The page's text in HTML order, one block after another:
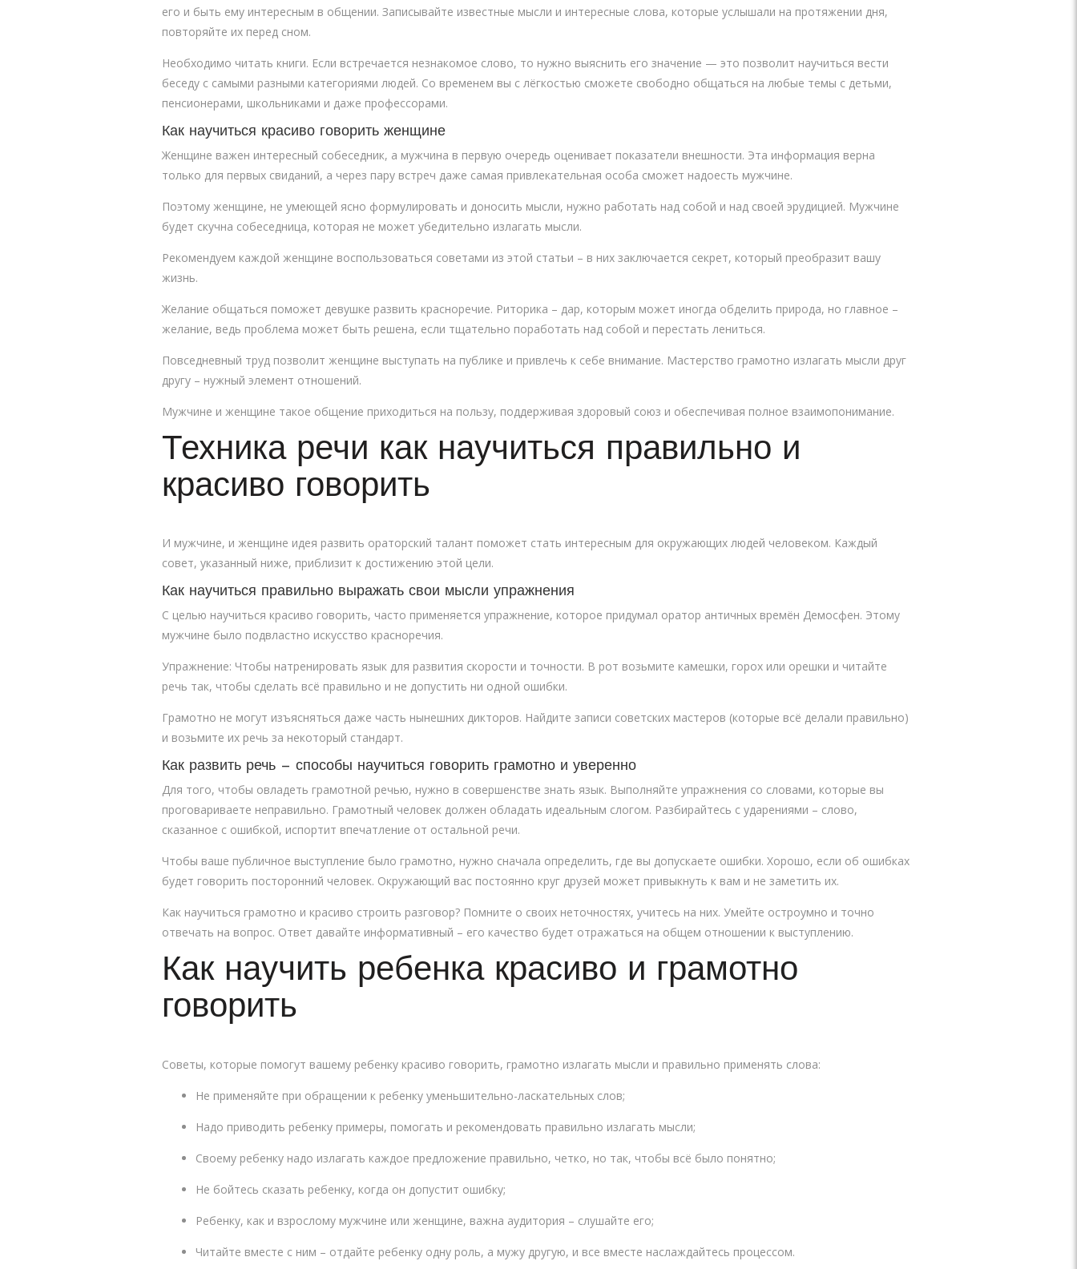
его и быть ему интересным в общении. Записывайте известные мысли и интересные слова, которые услышали на протяжении дня,
повторяйте их перед сном.
Необходимо читать книги. Если встречается незнакомое слово, то нужно выяснить его значение — это позволит научиться вести
беседу с самыми разными категориями людей. Со временем вы с лёгкостью сможете свободно общаться на любые темы с детьми,
пенсионерами, школьниками и даже профессорами.
Как научиться красиво говорить женщине
Женщине важен интересный собеседник, а мужчина в первую очередь оценивает показатели внешности. Эта информация верна
только для первых свиданий, а через пару встреч даже самая привлекательная особа сможет надоесть мужчине.
Поэтому женщине, не умеющей ясно формулировать и доносить мысли, нужно работать над собой и над своей эрудицией. Мужчине
будет скучна собеседница, которая не может убедительно излагать мысли.
Рекомендуем каждой женщине воспользоваться советами из этой статьи – в них заключается секрет, который преобразит вашу
жизнь.
Желание общаться поможет девушке развить красноречие. Риторика – дар, которым может иногда обделить природа, но главное –
желание, ведь проблема может быть решена, если тщательно поработать над собой и перестать лениться.
Повседневный труд позволит женщине выступать на публике и привлечь к себе внимание. Мастерство грамотно излагать мысли друг
другу – нужный элемент отношений.
Мужчине и женщине такое общение приходиться на пользу, поддерживая здоровый союз и обеспечивая полное взаимопонимание.
Техника речи как научиться правильно и
красиво говорить
И мужчине, и женщине идея развить ораторский талант поможет стать интересным для окружающих людей человеком. Каждый
совет, указанный ниже, приблизит к достижению этой цели.
Как научиться правильно выражать свои мысли упражнения
С целью научиться красиво говорить, часто применяется упражнение, которое придумал оратор античных времён Демосфен. Этому
мужчине было подвластно искусство красноречия.
Упражнение: Чтобы натренировать язык для развития скорости и точности. В рот возьмите камешки, горох или орешки и читайте
речь так, чтобы сделать всё правильно и не допустить ни одной ошибки.
Грамотно не могут изъясняться даже часть нынешних дикторов. Найдите записи советских мастеров (которые всё делали правильно)
и возьмите их речь за некоторый стандарт.
Как развить речь — способы научиться говорить грамотно и уверенно
Для того, чтобы овладеть грамотной речью, нужно в совершенстве знать язык. Выполняйте упражнения со словами, которые вы
проговариваете неправильно. Грамотный человек должен обладать идеальным слогом. Разбирайтесь с ударениями – слово,
сказанное с ошибкой, испортит впечатление от остальной речи.
Чтобы ваше публичное выступление было грамотно, нужно сначала определить, где вы допускаете ошибки. Хорошо, если об ошибках
будет говорить посторонний человек. Окружающий вас постоянно круг друзей может привыкнуть к вам и не заметить их.
Как научиться грамотно и красиво строить разговор? Помните о своих неточностях, учитесь на них. Умейте остроумно и точно
отвечать на вопрос. Ответ давайте информативный – его качество будет отражаться на общем отношении к выступлению.
Как научить ребенка красиво и грамотно
говорить
Советы, которые помогут вашему ребенку красиво говорить, грамотно излагать мысли и правильно применять слова:
Не применяйте при обращении к ребенку уменьшительно-ласкательных слов;
Надо приводить ребенку примеры, помогать и рекомендовать правильно излагать мысли;
Своему ребенку надо излагать каждое предложение правильно, четко, но так, чтобы всё было понятно;
Не бойтесь сказать ребенку, когда он допустит ошибку;
Ребенку, как и взрослому мужчине или женщине, важна аудитория – слушайте его;
Читайте вместе с ним – отдайте ребенку одну роль, а мужу другую, и все вместе наслаждайтесь процессом.